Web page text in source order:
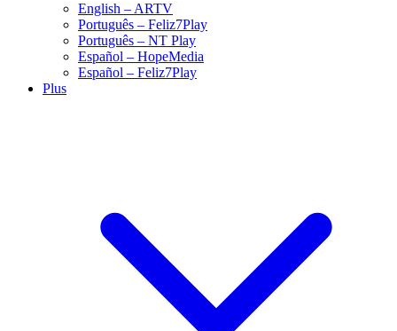
English – ARTV
Português – Feliz7Play
Português – NT Play
Español – HopeMedia
Español – Feliz7Play
Plus